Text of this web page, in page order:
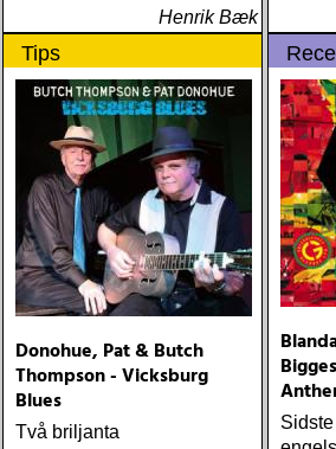
Henrik Bæk
Tips
Donohue, Pat & Butch
Thompson - Vicksburg
Blues
Två briljanta